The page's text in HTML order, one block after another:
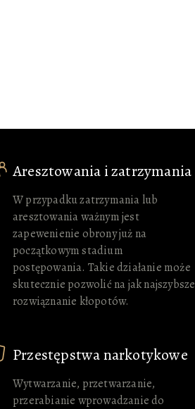
Aresztowania i zatrzymania
W przypadku zatrzymania lub
aresztowania ważnym jest
zapewenienie obrony już na
początkowym stadium
postępowania. Takie działanie może
skutecznie pozwolić na jak najszybsze
rozwiąznanie kłopotów.
Przestępstwa narkotykowe
Wytwarzanie, przetwarzanie,
przerabianie wprowadzanie do